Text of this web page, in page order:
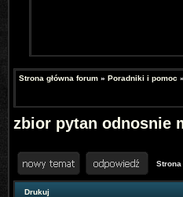
Strona główna forum » Poradniki i pomoc »
zbior pytan odnosnie
Strona
Drukuj